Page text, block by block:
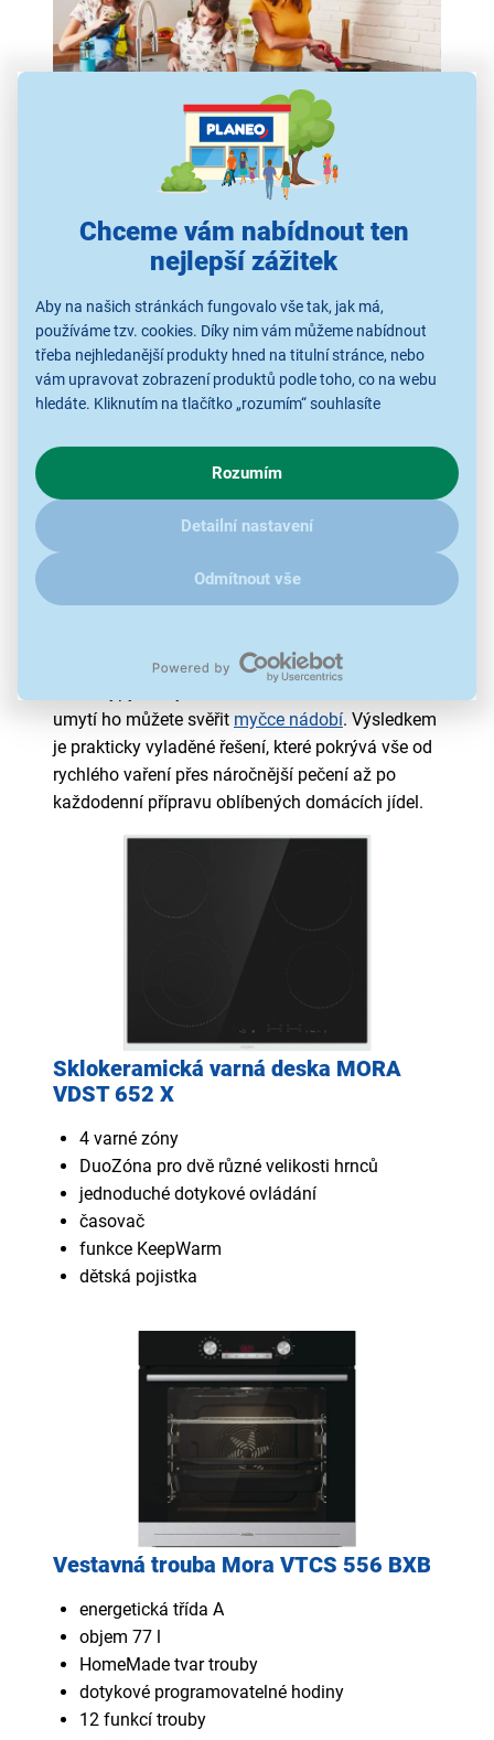
Chceme vám nabídnout ten
nejlepší zážitek
Aby na našich stránkách fungovalo vše tak, jak má,
používáme tzv. cookies. Díky nim vám můžeme nabídnout
třeba nejhledanější produkty hned na titulní stránce, nebo
vám upravovat zobrazení produktů podle toho, co na webu
hledáte. Kliknutím na tlačítko „rozumím“ souhlasíte
chování na webu pro zobrazení cílených reklam. Pokud vás
zajímají detaily, jak u nás s cookies a dalšími údaji pracujeme,
kliknětesem.
Rozumím
Detailní nastavení
Odmítnout vše
Skvěle sladěná kombinace pro
každodenní kulinářské výzvy
Dopřejte si komfortní přípravu pokrmů s
kompletně sladěným kuchyňským setem Mora.
Vestavná troubas velkorysým objemem 77 l a
patentovaným klenutým HomeMade tvarem
nabízí12 pečicích funkcí, pečení s párou či
horkovzdušné fritování. Oceníte rychlý předehřev i
praktické teleskopické výsuvy, které usnadňují
manipulaci s plechy.Sklokeramická varná deska
poskytuje 4 varné zóny včetně
DuoZóny, intuitivní dotykové ovládání, časovač i
funkci KeepWarm. Dětský zámek a ukazatel
zbytkového tepla představují nezbytné
bezpečnostní prvky. Součástí sestavy je také
8dílná sada nádobíz kvalitní nerezové oceli se
vnitřní litrovou stupnicí. Nádobí je kompatibilní se
umytí ho můžete svěřit myčce nádobí. Výsledkem
je prakticky vyladěné řešení, které pokrývá vše od
rychlého vaření přes náročnější pečení až po
každodenní přípravu oblíbených domácích jídel.
Sklokeramická varná deska MORA
VDST 652 X
4 varné zóny
DuoZóna pro dvě různé velikosti hrnců
jednoduché dotykové ovládání
časovač
funkce KeepWarm
dětská pojistka
Vestavná trouba Mora VTCS 556 BXB
energetická třída A
objem 77 l
HomeMade tvar trouby
dotykové programovatelné hodiny
12 funkcí trouby